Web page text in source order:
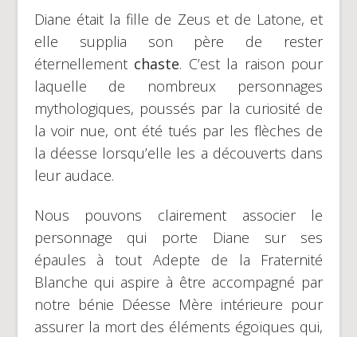
Diane était la fille de Zeus et de Latone, et
elle supplia son père de rester
éternellement chaste. C’est la raison pour
laquelle de nombreux personnages
mythologiques, poussés par la curiosité de
la voir nue, ont été tués par les flèches de
la déesse lorsqu’elle les a découverts dans
leur audace.
Nous pouvons clairement associer le
personnage qui porte Diane sur ses
épaules à tout Adepte de la Fraternité
Blanche qui aspire à être accompagné par
notre bénie Déesse Mère intérieure pour
assurer la mort des éléments égoïques qui,